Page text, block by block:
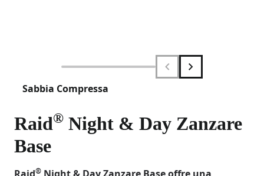
Sabbia Compressa
Raid® Night & Day Zanzare
Base
®